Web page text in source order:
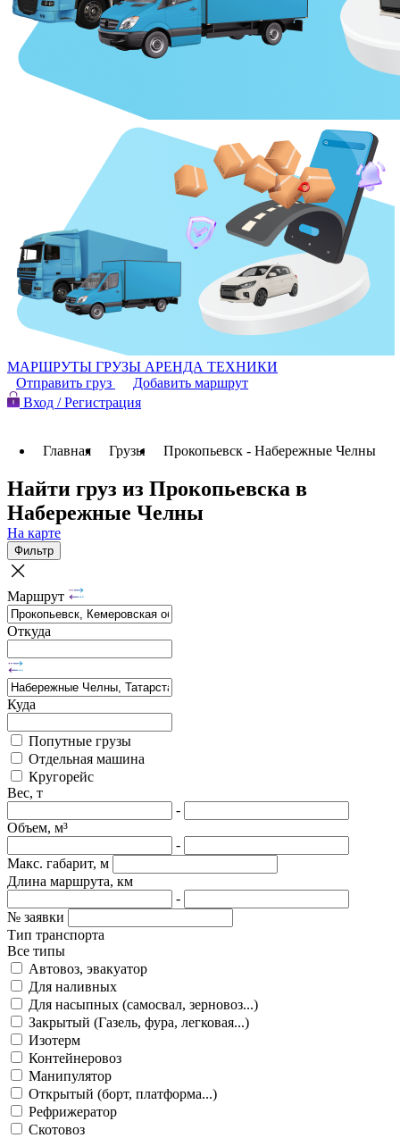
МАРШРУТЫ ГРУЗЫ АРЕНДА ТЕХНИКИ
Отправить груз
Добавить маршрут
Вход / Регистрация
Главная Грузы Прокопьевск - Набережные Челны
Найти груз из Прокопьевска в
Набережные Челны
На карте
Фильтр
Маршрут
Откуда
Куда
Попутные грузы
Отдельная машина
Кругорейс
Вес, т
-
Объем, м³
-
Макс. габарит, м
Длина маршрута, км
-
№ заявки
Тип транспорта
Все типы
Автовоз, эвакуатор
Для наливных
Для насыпных (самосвал, зерновоз...)
Закрытый (Газель, фура, легковая...)
Изотерм
Контейнеровоз
Манипулятор
Открытый (борт, платформа...)
Рефрижератор
Скотовоз